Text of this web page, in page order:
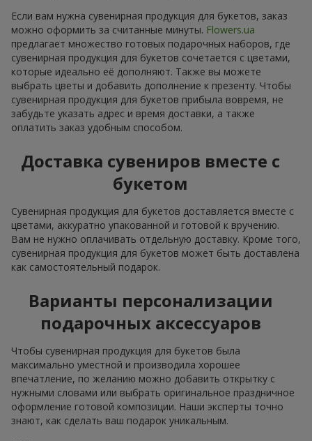
Если вам нужна сувенирная продукция для букетов, заказ
можно оформить за считанные минуты. Flowers.ua
предлагает множество готовых подарочных наборов, где
сувенирная продукция для букетов сочетается с цветами,
которые идеально её дополняют. Также вы можете
выбрать цветы и добавить дополнение к презенту. Чтобы
сувенирная продукция для букетов прибыла вовремя, не
забудьте указать адрес и время доставки, а также
оплатить заказ удобным способом.
Доставка сувениров вместе с
букетом
Сувенирная продукция для букетов доставляется вместе с
цветами, аккуратно упакованной и готовой к вручению.
Вам не нужно оплачивать отдельную доставку. Кроме того,
сувенирная продукция для букетов может быть доставлена
как самостоятельный подарок.
Варианты персонализации
подарочных аксессуаров
Чтобы сувенирная продукция для букетов была
максимально уместной и производила хорошее
впечатление, по желанию можно добавить открытку с
нужными словами или выбрать оригинальное праздничное
оформление готовой композиции. Наши эксперты точно
знают, как сделать ваш подарок уникальным.